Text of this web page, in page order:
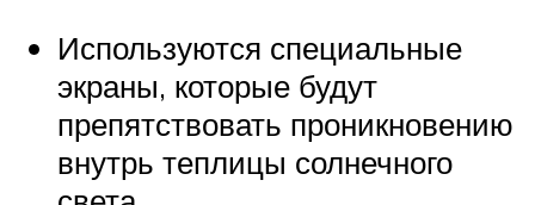
Используются специальные
экраны, которые будут
препятствовать проникновению
внутрь теплицы солнечного